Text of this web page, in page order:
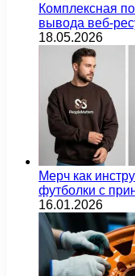
Комплексная
вывода веб-
18.05.2026
Мерч как
футболки с
16.01.2026